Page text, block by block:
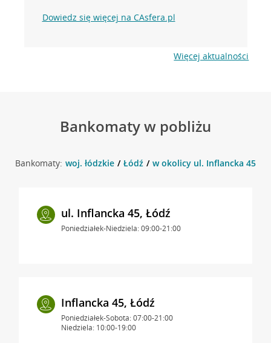
Dowiedz się więcej na CAsfera.pl
Więcej aktualności
Bankomaty w pobliżu
Bankomaty: woj. łódzkie Łódź w okolicy ul. Inflancka 45 ,
ul. Inflancka 45, Łódź
Poniedziałek-Niedziela: 09:00-21:00
Inflancka 45, Łódź
Poniedziałek-Sobota: 07:00-21:00
Niedziela: 10:00-19:00